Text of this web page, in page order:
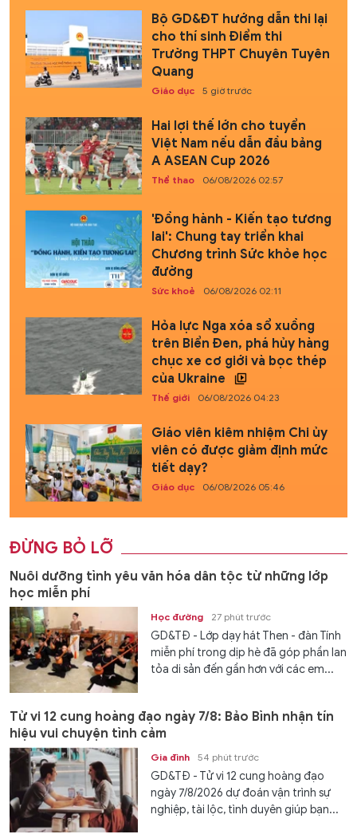
Bộ GD&ĐT hướng dẫn thi lại
cho thí sinh Điểm thi
Trường THPT Chuyên Tuyên
Quang
Giáo dục 5 giờ trước
Hai lợi thế lớn cho tuyển
Việt Nam nếu dẫn đầu bảng
A ASEAN Cup 2026
Thể thao 06/08/2026 02:57
'Đồng hành - Kiến tạo tương
lai': Chung tay triển khai
Chương trình Sức khỏe học
đường
Sức khoẻ 06/08/2026 02:11
Hỏa lực Nga xóa sổ xuồng
trên Biển Đen, phá hủy hàng
chục xe cơ giới và bọc thép
của Ukraine
Thế giới 06/08/2026 04:23
Giáo viên kiêm nhiệm Chi ủy
viên có được giảm định mức
tiết dạy?
Giáo dục 06/08/2026 05:46
ĐỪNG BỎ LỠ
Nuôi dưỡng tình yêu văn hóa dân tộc từ những lớp
học miễn phí
Học đường 27 phút trước
GD&TĐ - Lớp dạy hát Then - đàn Tính
miễn phí trong dịp hè đã góp phần lan
tỏa di sản đến gần hơn với các em...
Tử vi 12 cung hoàng đạo ngày 7/8: Bảo Bình nhận tín
hiệu vui chuyện tình cảm
Gia đình 54 phút trước
GD&TĐ - Tử vi 12 cung hoàng đạo
ngày 7/8/2026 dự đoán vận trình sự
nghiệp, tài lộc, tình duyên giúp bạn...